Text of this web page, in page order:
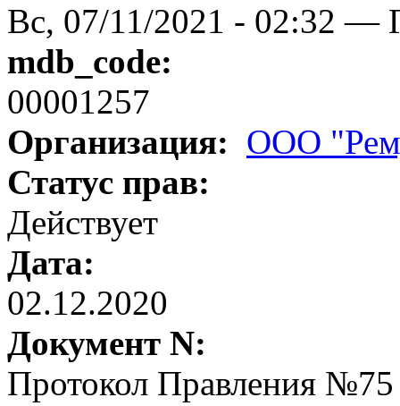
Вс, 07/11/2021 - 02:32 —
mdb_code:
00001257
Организация: ООО
Статус прав:
Действует
Дата:
02.12.2020
Документ N:
Протокол Правления №75